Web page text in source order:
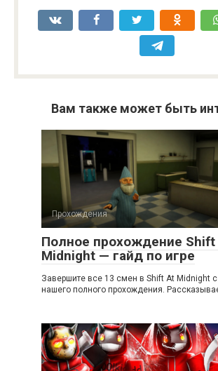
Вам также может быть
Прохождения
Полное прохождение Shift
Midnight — гайд по игре
Завершите все 13 смен в Shift At Midnight
нашего полного прохождения.